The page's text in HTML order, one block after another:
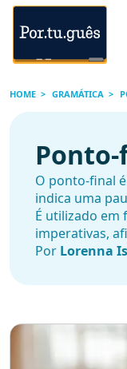
HOME GRAMÁTICA
O ponto-final
indica uma
É utilizado em
imperativas,
Por Lorenna